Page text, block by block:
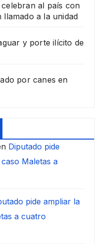
al país con
a la unidad
y porte ilícito de
por canes en
Diputado pide
Maletas a
pide ampliar la
a cuatro